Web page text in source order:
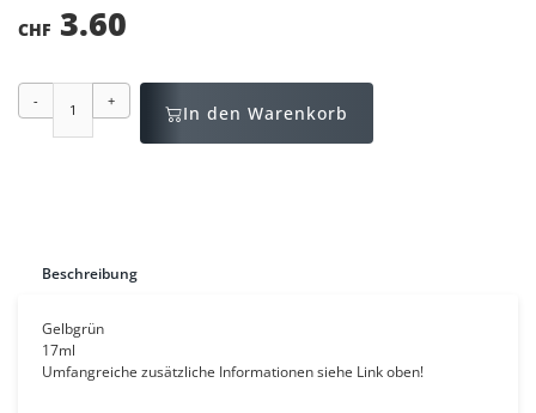
CHF 3.60
- +
In den Warenkorb
Beschreibung
Gelbgrün
17ml
Umfangreiche zusätzliche Informationen siehe Link oben!